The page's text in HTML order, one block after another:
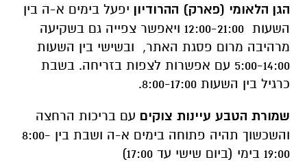
הגן הלאומי (פארק) ההרודיון יפעל בימים א-ה בין
השעות 12:00-21:00 ויאפשר צפייה גם בשקיעה
מרהיבה מרום פסגת האתר, ובשישי בין השעות
5:00-14:00 עם אפשרות לצפות בזריחה. בשבת
כרגיל בין השעות 8:00-17:00.
שמורת הטבע עיינות צוקים עם בריכות הרחצה
והשכשוך תהיה פתוחה בימים א-ה ושבת בין 8:00-
19:00 בימי (ביום שישי עד 17:00)